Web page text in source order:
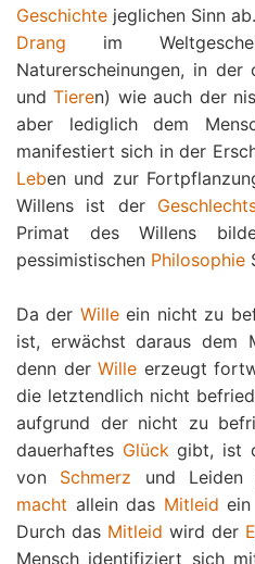
Geschichte jeglichen Sinn
Drang im
Naturerscheinungen, in der
undTieren) wie auch der
aber lediglich dem
manifestiert sich in der
Leben und zur
Willens ist der
Primat des Willens
pessimistischen Philosophie
Da der Willeein nicht zu
ist, erwächst daraus dem
denn der Wille erzeugt
die letztendlich nicht
aufgrund der nicht zu
dauerhaftes Glückgibt, ist
von Schmerz und Leiden
macht allein das Mitleid
Durch das Mitleid wird der
Mensch identifiziert sich